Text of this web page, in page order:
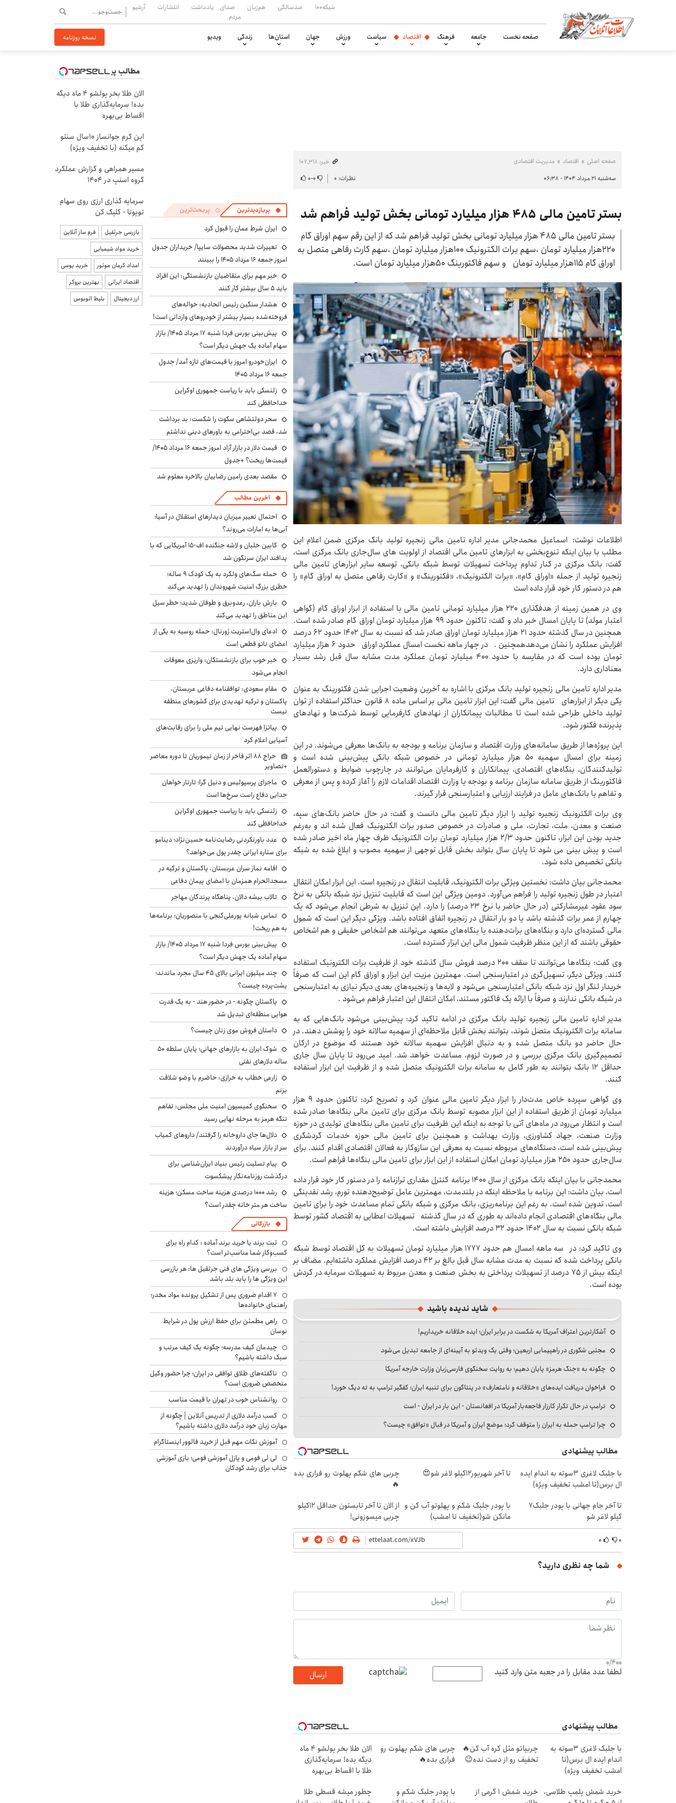
شبکه۱۰۰ صدسالگی هم‌زبان
صدای
مردم
یادداشت انتشارات آرشیو
صفحه نخست جامعه فرهنگ اقتصاد سیاست ورزش جهان استان‌ها زندگی ویدیو نسخه روزنامه
صفحه اصلی اقتصاد مدیریت اقتصادی
خبر: ۱۰۷٬۳۱۸
سه‌شنبه ۲۱ مرداد ۱۴۰۴ - ۰۶:۳۸
نظرات: ۰ ۰-۰
بستر تامین مالی ۴۸۵ هزار میلیارد تومانی بخش تولید فراهم شد
بستر تامین مالی ۴۸۵ هزار میلیارد تومانی بخش تولید فراهم شد که از این رقم سهم اوراق گام
۲۲۰هزار میلیارد تومان ،سهم برات الکترونیک ۱۰۰هزار میلیارد تومان ،سهم کارت رفاهی متصل به
اوراق گام ۱۱۵هزار میلیارد تومان و سهم فاکتورینگ ۵۰هزار میلیارد تومان است.
اطلاعات نوشت: اسماعیل محمدجانی مدیر اداره تامین مالی زنجیره تولید بانک مرکزی ضمن اعلام این
مطلب با بیان اینکه تنوع‌بخشی به ابزارهای تامین مالی اقتصاد از اولویت های سال‌جاری بانک مرکزی است،
گفت: بانک مرکزی در کنار تداوم پرداخت تسهیلات توسط شبکه بانکی، توسعه سایر ابزارهای تامین مالی
زنجیره تولید از جمله «اوراق گام»، «برات الکترونیک»، «فکتورینگ» و «کارت رفاهی متصل به اوراق گام» را
هم در دستور کار خود قرار داده است
وی در همین زمینه از هدفگذاری ۲۲۰ هزار میلیارد تومانی تامین مالی با استفاده از ابزار اوراق گام (گواهی
اعتبار مولد) تا پایان امسال خبر داد و گفت: تاکنون حدود ۹۹ هزار میلیارد تومان اوراق گام صادر شده است.
همچنین در سال گذشته حدود ۲۱ هزار میلیارد تومان اوراق صادر شد که نسبت به سال ۱۴۰۲ حدود ۶۲ درصد
افزایش عملکرد را نشان می‌دهدهمچنین . در چهار ماهه نخست امسال عملکرد اوراق حدود ۶ هزار میلیارد
تومان بوده است که در مقایسه با حدود ۴۰۰ میلیارد تومان عملکرد مدت مشابه سال قبل رشد بسیار
معناداری دارد.
مدیر اداره تامین مالی زنجیره تولید بانک مرکزی با اشاره به آخرین وضعیت اجرایی شدن فکتورینگ به عنوان
یکی دیگر از ابزارهای تامین مالی گفت: این ابزار تامین مالی بر اساس ماده ۸ قانون حداکثر استفاده از توان
تولید داخلی طراحی شده است تا مطالبات پیمانکاران از نهادهای کارفرمایی توسط شرکت‌ها و نهادهای
پذیرنده فکتور شود.
این پروژه‌ها از طریق سامانه‌های وزارت اقتصاد و سازمان برنامه و بودجه به بانک‌ها معرفی می‌شوند. در این
زمینه برای امسال سهمیه ۵۰ هزار میلیارد تومانی در خصوص شبکه بانکی پیش‌بینی شده است و
تولیدکنندگان، بنگاه‌های اقتصادی، پیمانکاران و کارفرمایان می‌توانند در چارچوب ضوابط و دستورالعمل
فاکتورینگ از طریق سامانه سازمان برنامه و بودجه یا وزارت اقتصاد اقدامات لازم را آغاز کرده و پس از معرفی
و تفاهم با بانک‌های عامل در فرایند ارزیابی و اعتبارسنجی قرار گیرند.
وی برات الکترونیک زنجیره تولید را ابزار دیگر تامین مالی دانست و گفت: در حال حاضر بانک‌های سپه،
صنعت و معدن، ملت، تجارت، ملی و صادرات در خصوص صدور برات الکترونیک فعال شده اند و به‌رغم
جدید بودن این ابزار، تاکنون حدود ۲/۳ هزار میلیارد تومان برات الکترونیک ظرف چهار ماه اخیر صادر شده
است و پیش بینی می شود تا پایان سال بتواند بخش قابل توجهی از سهمیه مصوب و ابلاغ شده به شبکه
بانکی تخصیص داده شود.
محمدجانی بیان داشت: نخستین ویژگی برات الکترونیک، ​قابلیت انتقال در زنجیره است. این ابزار امکان انتقال
اعتبار در طول زنجیره تولید را فراهم می‌آورد. دومین ویژگی این است که قابلیت تنزیل نزد شبکه بانکی به نرخ
سود عقود غیرمشارکتی (در حال حاضر با نرخ ۲۳ درصد) را دارد. این تنزیل به شرطی انجام می‌شود که یک
چهارم از عمر برات گذشته باشد یا دو بار انتقال در زنجیره اتفاق افتاده باشد. ویژگی دیگر این است که ​شمول
مالی گسترده‌ای دارد و بنگاه‌های برات‌دهنده یا بنگاه‌های متعهد می‌توانند هم اشخاص حقیقی و هم اشخاص
حقوقی باشند که از این منظر ظرفیت شمول مالی این ابزار گسترده است.
وی گفت: بنگاه‌ها می‌توانند تا سقف ۲۰۰ درصد فروش سال گذشته خود از ظرفیت برات الکترونیک استفاده
کنند. ویژگی دیگر، ​تسهیل‌گری در اعتبارسنجی است. مهمترین مزیت این ابزار و اوراق گام این است که صرفاً
خریدار لنگر اول نزد شبکه بانکی اعتبارسنجی می‌شود و لایه‌ها و زنجیره‌های بعدی دیگر نیازی به اعتبارسنجی
در شبکه بانکی ندارند و صرفاً با ارائه یک فاکتور مستند، امکان انتقال این اعتبار فراهم می‌شود .
مدیر اداره تامین مالی زنجیره تولید بانک مرکزی در ادامه تاکید کرد: پیش‌بینی می‌شود بانک‌هایی که به
سامانه برات الکترونیک متصل شوند، بتوانند بخش قابل ملاحظه‌ای از سهمیه سالانه خود را پوشش دهند. در
حال حاضر دو بانک متصل شده و به دنبال افزایش سهمیه سالانه خود هستند که موضوع در ارکان
تصمیم‌گیری بانک مرکزی بررسی و در صورت لزوم، مساعدت خواهد شد. امید می‌رود تا پایان سال جاری
حداقل ۱۲ بانک بتوانند به طور کامل به سامانه برات الکترونیک متصل شده و از ظرفیت این ابزار استفاده
کنند.
وی گواهی سپرده خاص مدت‌دار را ابزار دیگر تامین مالی عنوان کرد و تصریح کرد: ​تاکنون حدود ۹ هزار
میلیارد تومان از طریق استفاده از این ابزار مصوبه توسط بانک مرکزی برای تامین مالی بنگاه‌ها صادر شده
است و انتظار می‌رود در ماه‌های آتی با توجه به اینکه این ظرفیت برای تامین مالی بنگاه‌های تولیدی در حوزه
وزارت صنعت، جهاد کشاورزی، وزارت بهداشت و همچنین برای تامین مالی حوزه خدمات گردشگری
پیش‌بینی شده است، دستگاه‌های مربوطه نسبت به معرفی این سازوکار به فعالان اقتصادی اقدام کنند. برای
سال‌جاری حدود ۲۵۰ هزار میلیارد تومان امکان استفاده از این ابزار برای تامین مالی بنگاه‌ها فراهم است.
محمدجانی با بیان اینکه ​بانک مرکزی از سال ۱۴۰۰ برنامه کنترل مقداری ترازنامه را در دستور کار خود قرار داده
است، بیان داشت: این برنامه با ملاحظه اینکه در بلندمدت، مهمترین عامل توضیح‌دهنده تورم، رشد نقدینگی
است، تدوین شده است. به رغم این برنامه‌ریزی، بانک مرکزی و شبکه بانکی تمام مساعدت خود را برای تامین
مالی بنگاه‌های اقتصادی انجام داده‌اند به طوری که در سال گذشته تسهیلات اعطایی به اقتصاد کشور توسط
شبکه بانکی نسبت به سال ۱۴۰۲ حدود ۳۲ درصد افزایش داشته است.
وی تاکید کرد: در سه ماهه امسال هم حدود ۱۷۷۷ هزار میلیارد تومان تسهیلات به کل اقتصاد توسط شبکه
بانکی پرداخت شده که نسبت به مدت مشابه سال قبل بالغ بر ۴۲ درصد افزایش عملکرد داشته‌ایم. مضاف بر
اینکه بیش از ۷۵ درصد از تسهیلات پرداختی به بخش صنعت و معدن مربوط به تسهیلات سرمایه در گردش
بوده است.
شاید ندیده باشید
آشکارترین اعتراف آمریکا به شکست در برابر ایران؛ ایده خلاقانه خریداریم!
مجتبی شکوری در راهپیمایی اربعین؛ وقتی یک ویدئو به آیینه‌ای از جامعه تبدیل می‌شود
چگونه به «جنگ هرمز» پایان دهیم؛ به روایت سخنگوی فارسی‌زبان وزارت خارجه آمریکا
فراخوان دریافت ایده‌های «خلاقانه و نامتعارف» در پنتاگون برای تنبیه ایران؛ کفگیر ترامپ به ته دیگ خورد!
ترامپ در حال تکرار کارزار فاجعه‌بار آمریکا در افغانستان - این بار در ایران - است
چرا ترامپ حمله به ایران را متوقف کرد؛ موضع ایران و آمریکا در قبال «توافق» چیست؟
مطالب پیشنهادی
با جلبک لاغری 3سوته به اندام ایده
ال برس(تا امشب تخفیف ویژه)
تا آخر شهریور12کیلو لاغر شو😍
چربی های شکم پهلوت رو فراری بده
🔥
تا آخر جام جهانی با پودر جلبک7
کیلو لاغر شو
با پودر جلبک شکم و پهلوتو آب کن و
مانکن شو(تخفیف تا امشب)
از الان تا آخر تابستون حداقل 12کیلو
چربی میسوزونی!
۰ ۰
شما چه نظری دارید؟
0/400
لطفا عدد مقابل را در جعبه متن وارد کنید ارسال
مطالب پیشنهادی
با جلبک لاغری 3سوته به
اندام ایده ال برس(تا
امشب تخفیف ویژه)
چربیاتو مثل کره آب کن🔥
تخفیف رو از دست نده😉
چربی های شکم پهلوت رو
فراری بده🔥
الان طلا بخر پولشو 4 ماه
دیگه بده! سرمایه‌گذاری
طلا با اقساط بی‌بهره
خرید شمش پلمپ طلاسی،
خرید شمش 1 گرمی از
با پودر جلبک شکم و
چطور میشه قسطی طلا
پربازدیدترین پربحث‌ترین
ایران شرط عمان را قبول کرد
تغییرات شدید محصولات سایپا/ خریداران جدول
امروز جمعه ۱۶ مرداد ۱۴۰۵ را ببینند
خبر مهم برای متقاضیان بازنشستگی: این افراد
باید ۵ سال بیشتر کار کنند
هشدار سنگین رئیس اتحادیه: حواله‌های
فروخته‌شده بسیار بیشتر از خودروهای وارداتی است!
پیش‌بینی بورس فردا شنبه ۱۷ مرداد ۱۴۰۵/ بازار
سهام آماده یک جهش دیگر است؟
ایران‌خودرو امروز با قیمت‌های تازه آمد/ جدول
جمعه ۱۶ مرداد ۱۴۰۵
زلنسکی باید با ریاست جمهوری اوکراین
خداحافظی کند
سحر دولتشاهی سکوت را شکست: بد برداشت
شد، قصد بی‌احترامی به باورهای دینی نداشتم
قیمت دلار در بازار آزاد امروز جمعه ۱۶ مرداد ۱۴۰۵/
قیمت‌ها ریخت؟ +جدول
مقصد بعدی رامین رضاییان بالاخره معلوم شد
آخرین مطالب
احتمال تغییر میزبان دیدارهای استقلال در آسیا؛
آبی‌ها به امارات می‌روند؟
کابین خلبان و لاشه جنگنده اف-۱۵ آمریکایی که با
پدافند ایران سرنگون شد
حمله سگ‌های ولگرد به یک کودک ۹ ساله؛
خطری بزرگ امنیت شهروندان را تهدید می‌کند
بارش باران، رعدوبرق و طوفان شدید؛ خطر سیل
این مناطق را تهدید می‌کند
ادعای وال‌استریت ژورنال: حمله روسیه به یکی از
اعضای ناتو قطعی است
خبر خوب برای بازنشستگان: واریزی معوقات
انجام می‌شود
مقام سعودی: توافقنامه دفاعی عربستان،
پاکستان و ترکیه تهدیدی برای کشورهای منطقه
نیست
پیاتزا فهرست نهایی تیم ملی را برای رقابت‌های
آسیایی اعلام کرد
حراج ۸۸ اثر فاخر از زمان تیموریان تا دوره معاصر
+تصاویر
ماجرای پرسپولیس و دنیل گرا؛ تارتار خواهان
جدایی دفاع راست سرخ‌ها است
زلنسکی باید با ریاست جمهوری اوکراین
خداحافظی کند
عدد باورنکردنی رضایت‌نامه حسین‌نژاد؛ دینامو
برای ستاره ایرانی چقدر پول می‌خواهد؟
اقامه نماز سران عربستان، پاکستان و ترکیه در
مسجدالحرام همزمان با امضای پیمان دفاعی
تالاب بیشه دالان، پناهگاه پرندگان مهاجر
تماس شبانه پورعلی‌گنجی با منصوریان؛ برنامه‌ها
به هم ریخت!
پیش‌بینی بورس فردا شنبه ۱۷ مرداد ۱۴۰۵/ بازار
سهام آماده یک جهش دیگر است؟
چند میلیون ایرانی بالای ۴۵ سال مجرد ماندند؛
پشت‌پرده چیست؟
پاکستان چگونه - در حضور هند - به یک قدرت
هوایی منطقه‌ای تبدیل شد
داستان فروش موی زنان چیست؟
شوک ایران به بازارهای جهانی؛ پایان سلطه ۵۰
ساله دلارهای نفتی
زارعی خطاب به خرازی: حاضرم با وضو شلاقت
بزنم
سخنگوی کمیسیون امنیت ملی مجلس: تفاهم
تنگه هرمز به مرحله نهایی رسید
دلال‌ها جای داروخانه را گرفتند/ داروهای کمیاب
سر از بازار سیاه درآوردند
پیام تسلیت رئیس بنیاد ایران‌شناسی برای
درگذشت روزنامه‌نگار پیشکسوت
رشد ۱۰۰۰ درصدی هزینه ساخت مسکن؛ هزینه
ساخت هر متر خانه چقدر است؟
بازرگانی
ثبت برند یا خرید برند آماده : کدام راه برای
کسب‌وکار شما مناسب‌تر است؟
بررسی ویژگی های فنی جرثقیل ها: هر بازرسی
این ویژگی ها را باید بلد باشد
۷ اقدام ضروری پس از تشکیل پرونده مواد مخدر؛
راهنمای خانواده‌ها
راهی مطمئن برای حفظ ارزش پول در شرایط
نوسان
چیدمان کیف مدرسه؛ چگونه یک کیف مرتب و
سبک داشته باشیم؟
ناگفته‌های طلاق توافقی در ایران؛ چرا حضور وکیل
متخصص ضروری است؟
روانشناس خوب در تهران با قیمت مناسب
کسب درآمد دلاری از تدریس آنلاین | چگونه از
مهارت زبان خود درآمد دلاری داشته باشیم؟
آموزش نکات مهم قبل از خرید فالوور اینستاگرام
لی لی فومی و پازل آموزشی فومی؛ بازی آموزشی
جذاب برای رشد کودکان
مطالب پیشنهادی
الان طلا بخر پولشو 4 ماه دیگه
بده! سرمایه‌گذاری طلا با
اقساط بی‌بهره
این کرم جوانساز 10سال سنتو
کم میکنه (با تخفیف ویژه)
مسیر همراهی و گزارش عملکرد
گروه اسنپ در ۱۴۰۴
سرمایه گذاری ارزی روی سهام
تویوتا - کلیک کن
بازرسی جرثقیل
فرم ساز آنلاین
خرید مواد شیمیایی
امداد کرمان موتور
خرید یوسی
اقتصاد ایرانی
بهترین بروکر
ارز دیجیتال
بلیط اتوبوس